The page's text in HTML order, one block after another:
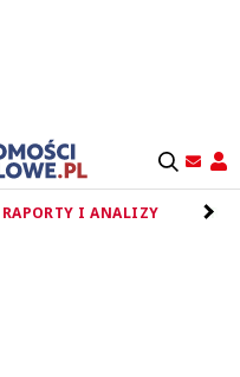
RAPORTY I ANALIZY